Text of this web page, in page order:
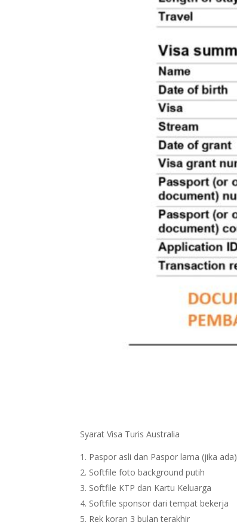
Syarat Visa Turis Australia
Paspor asli dan Paspor lama (jika ada)
Softfile foto background putih
Softfile KTP dan Kartu Keluarga
Softfile sponsor dari tempat bekerja
Rek koran 3 bulan terakhir